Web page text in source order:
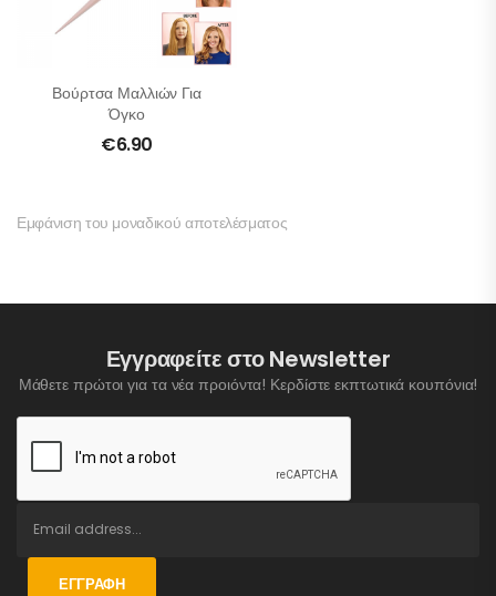
Βούρτσα Μαλλιών Για
Όγκο
€6.90
Εμφάνιση του μοναδικού αποτελέσματος
Εγγραφείτε στο Newsletter
Μάθετε πρώτοι για τα νέα προιόντα! Κερδίστε εκπτωτικά κουπόνια!
ΕΓΓΡΑΦΉ